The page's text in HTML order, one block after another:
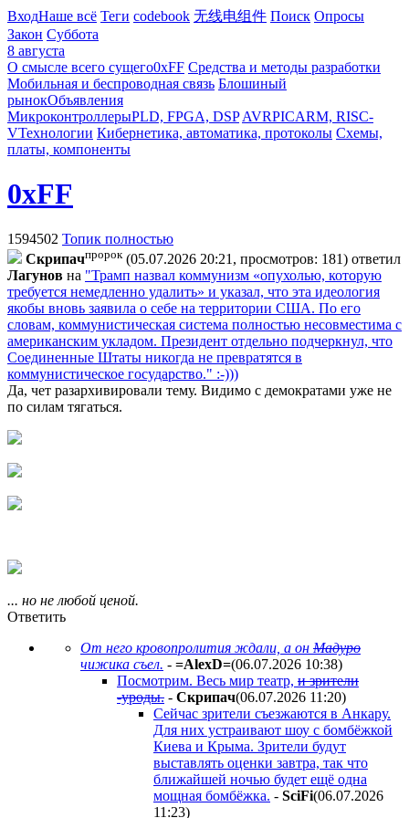
ВходНаше всё Теги codebook 无线电组件 Поиск Опросы
Закон Суббота
8 августа
О смысле всего сущего0xFF Средства и методы разработки
Мобильная и беспроводная связь Блошиный
рынокОбъявления
МикроконтроллерыPLD, FPGA, DSP AVRPICARM, RISC-
VТехнологии Кибернетика, автоматика, протоколы Схемы,
платы, компоненты
0xFF
1594502 Топик полностью
Cкpипaчпророк (05.07.2026 20:21, просмотров: 181) ответил
Лaгyнoв на "Трамп назвал коммунизм «опухолью, которую
требуется немедленно удалить» и указал, что эта идеология
якобы вновь заявила о себе на территории США. По его
словам, коммунистическая система полностью несовместима с
американским укладом. Президент отдельно подчеркнул, что
Соединенные Штаты никогда не превратятся в
коммунистическое государство." :-)))
Да, чет разархивировали тему. Видимо с демократами уже не
по силам тягаться.
... но не любой ценой.
Ответить
От него кровопролития ждали, а он Мадуро
чижика съел. - =AlexD=(06.07.2026 10:38)
Посмотрим. Весь мир театр, и зрители
-уроды. - Cкpипaч(06.07.2026 11:20)
Сейчас зрители съезжаются в Анкару.
Для них устраивают шоу с бомбёжкой
Киева и Крыма. Зрители будут
выставлять оценки завтра, так что
ближайшей ночью будет ещё одна
мощная бомбёжка. - SciFi(06.07.2026
11:23)